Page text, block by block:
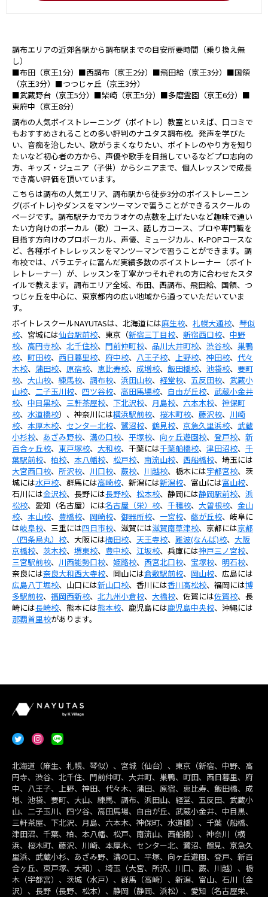
調布エリアの近郊各駅から調布駅までの目安所要時間（乗り換え無
し）
■布田（京王1分）■西調布（京王2分）■飛田給（京王3分）■国領
（京王3分）■つつじヶ丘（京王3分）
■武蔵野台（京王5分）■柴崎（京王5分）■多磨霊園（京王6分）■
東府中（京王8分）
調布の人気ボイストレーニング（ボイトレ）教室といえば、口コミで
もおすすめされることの多い評判のナユタス調布校。発声を学びた
い、音痴を治したい、歌がうまくなりたい、ボイトレのやり方を知り
たいなど初心者の方から、声優や歌手を目指しているなどプロ志向の
方、キッズ・ジュニア（子供）からシニアまで、個人レッスンで成長
でき高い評価を頂いています。
こちらは調布の人気エリア、調布駅から徒歩3分のボイストレーニン
グ(ボイトレ)やダンスをマンツーマンで習うことができるスクールの
ページです。調布駅チカでカラオケの点数を上げたいなど趣味で通い
たい方向けのボーカル（歌）コース、話し方コース、プロや専門職を
目指す方向けのプロボーカル、声優、ミュージカル、K-POPコースな
ど、各種ボイトレレッスンをマンツーマンで習うことができます。調
布校では、バラエティに富んだ実績多数のボイストレーナー（ボイト
レトレーナー）が、レッスンを丁寧かつそれぞれの方に合わせたスタ
イルで教えます。調布エリア全域、布田、西調布、飛田給、国領、つ
つじヶ丘を中心に、東京都内の広い地域から通っていただいていま
す。
ボイトレスクールNAYUTASは、北海道には麻生校、 札幌大通校、 琴似
校、宮城には仙台駅前校、東京（新宿三丁目校、 新宿西口校、 中野
校、 高円寺校、 北千住校、 門前仲町校、 品川大井町校、 渋谷校、 巣鴨
校、 町田校、 西日暮里校、 府中校、 八王子校、 上野校、 神田校、 代々
木校、 蒲田校、 原宿校、 恵比寿校、 成増校、 飯田橋校、 池袋校、 要町
校、 大山校、 練馬校、 調布校、 浜田山校、 経堂校、 五反田校、 武蔵小
山校、 二子玉川校、 四ツ谷校、 高田馬場校、 自由が丘校、 武蔵小金井
校、 中目黒校、 三軒茶屋校、 下北沢校、 月島校、 六本木校、 神保町
校、 水道橋校）、神奈川には横浜駅前校、 桜木町校、 藤沢校、 川崎
校、 本厚木校、 センター北校、 鷺沼校、 鶴見校、 京急久里浜校、 武蔵
小杉校、 あざみ野校、 溝の口校、 平塚校、 向ヶ丘遊園校、 登戸校、 新
百合ヶ丘校、 東戸塚校、 大和校、千葉には千葉船橋校、 津田沼校、 千
葉駅前校、 柏校、 本八幡校、 松戸校、 南流山校、 西船橋校、埼玉には
大宮西口校、 所沢校、 川口校、 蕨校、 川越校、栃木には宇都宮校、茨
城には水戸校、群馬には高崎校、新潟には新潟校、富山には富山校、
石川には金沢校、長野には長野校、 松本校、静岡には静岡駅前校、 浜
松校、愛知（名古屋）には名古屋（栄）校、 千種校、 大曽根校、 金山
校、 本山校、 豊橋校、 岡崎校、 御器所校、 一宮校、 藤が丘校、岐阜に
は岐阜校、三重には四日市校、滋賀には滋賀南草津校、京都には京都
（四条烏丸）校、大阪には梅田校、 天王寺校、 難波(なんば)校、 大阪
京橋校、 茨木校、 堺東校、 豊中校、 江坂校、兵庫には神戸三ノ宮校、
三宮駅前校、 川西能勢口校、 姫路校、 西宮北口校、 宝塚校、 明石校、
奈良には奈良大和西大寺校、岡山には倉敷駅前校、 岡山校、広島には
広島八丁堀校、山口には新山口校、香川には香川高松校、福岡には博
多駅前校、 福岡西新校、 北九州小倉校、 大橋校、佐賀には佐賀校、長
崎には長崎校、熊本には熊本校、鹿児島には鹿児島中央校、沖縄には
那覇首里校があります。
北海道（麻生、札幌、琴似）、宮城（仙台）、東京（新宿、中野、高
円寺、渋谷、北千住、門前仲町、大井町、巣鴨、町田、西日暮里、府
中、八王子、上野、神田、代々木、蒲田、原宿、恵比寿、飯田橋、成
増、池袋、要町、大山、練馬、調布、浜田山、経堂、五反田、武蔵小
山、二子玉川、四ツ谷、高田馬場、自由が丘、武蔵小金井、中目黒、
三軒茶屋、下北沢、月島、六本木、神保町、水道橋）、千葉（船橋、
津田沼、千葉、柏、本八幡、松戸、南流山、西船橋）、神奈川（横
浜、桜木町、藤沢、川崎、本厚木、センター北、鷺沼、鶴見、京急久
里浜、武蔵小杉、あざみ野、溝の口、平塚、向ヶ丘遊園、登戸、新百
合ヶ丘、東戸塚、大和）、埼玉（大宮、所沢、川口、蕨、川越）、栃
木（宇都宮）、茨城（水戸）、群馬（高崎）、新潟、富山、石川（金
沢）、長野（長野、松本）、静岡（静岡、浜松）、愛知（名古屋栄、